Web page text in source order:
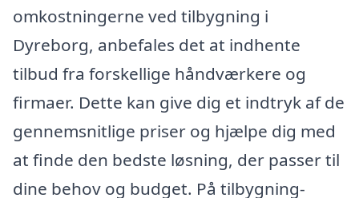
omkostningerne ved tilbygning i
Dyreborg, anbefales det at indhente
tilbud fra forskellige håndværkere og
firmaer. Dette kan give dig et indtryk af de
gennemsnitlige priser og hjælpe dig med
at finde den bedste løsning, der passer til
dine behov og budget. På tilbygning-